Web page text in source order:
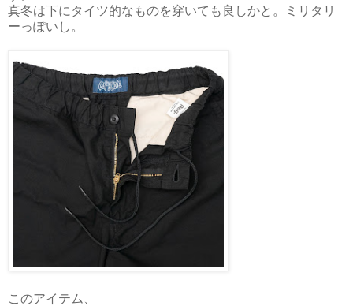
真冬は下にタイツ的なものを穿いても良しかと。ミリタリ
ーっぽいし。
このアイテム、